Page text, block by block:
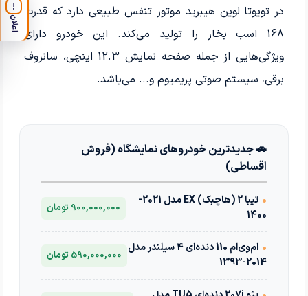
در تویوتا لوین هیبرید موتور تنفس طبیعی دارد که قدرت
168 اسب بخار را تولید می‌کند. این خودرو دارای
ویژگی‌هایی از جمله صفحه نمایش 12.3 اینچی، سانروف
برقی، سیستم صوتی پریمیوم و... می‌باشد.
🚗 جدیدترین خودروهای نمایشگاه (فروش
اقساطی)
•
تیبا 2 (هاچبک) EX مدل 2021-
1400
900,000,000 تومان
•
ام‌وی‌ام 110 دنده‌ای ۴ سیلندر مدل
2014-1393
590,000,000 تومان
!
اعلان